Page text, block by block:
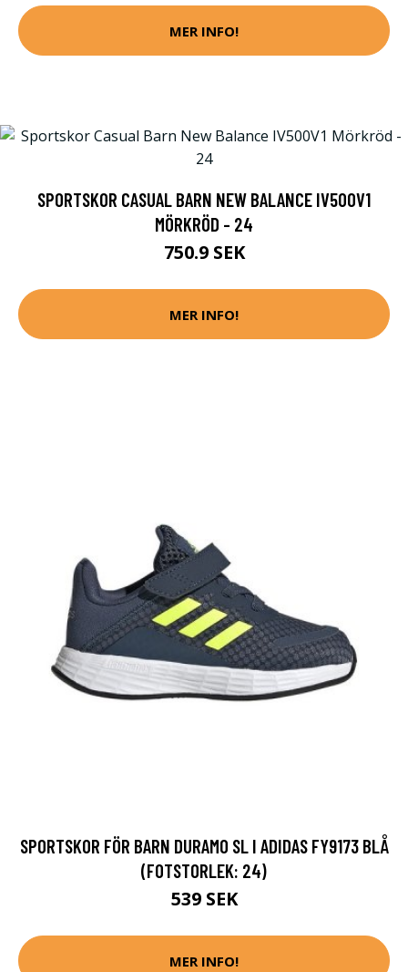
MER INFO!
SPORTSKOR CASUAL BARN NEW BALANCE IV500V1
MÖRKRÖD - 24
750.9 SEK
MER INFO!
SPORTSKOR FÖR BARN DURAMO SL I ADIDAS FY9173 BLÅ
(FOTSTORLEK: 24)
539 SEK
MER INFO!